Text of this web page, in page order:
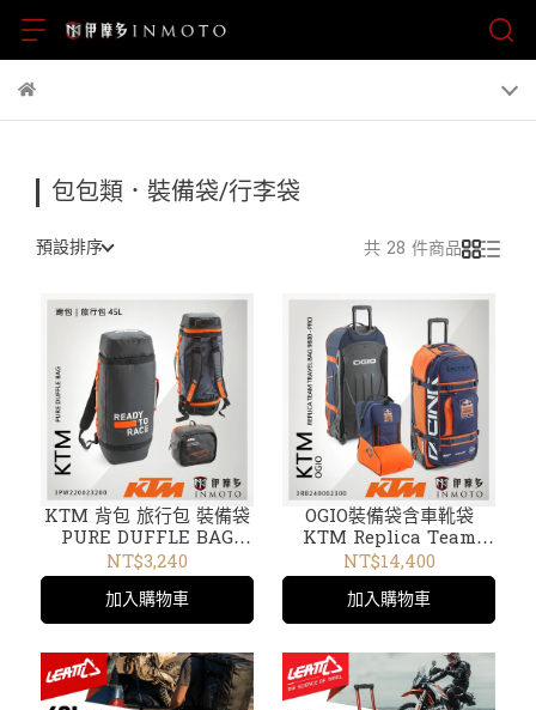
包包類．裝備袋/行李袋
預設排序 共 28 件商品
KTM 背包 旅行包 裝備袋
PURE DUFFLE BAG
3PW220023200
NT$3,240
加入購物車
OGIO裝備袋含車靴袋
KTM Replica Team
Travel Bag 9800 Pro拉
桿拖輪3RB240002300
NT$14,400
加入購物車